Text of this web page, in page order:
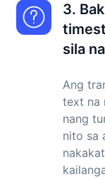
3.
sila
Ang
text na
nang
nito sa